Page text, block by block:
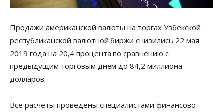
Продажи американской валюты на торгах Узбекской
республиканской валютной биржи снизились 22 мая
2019 года на 20,4 процента по сравнению с
предыдущим торговым днем до 84,2 миллиона
долларов.
Все расчеты проведены специалистами финансово-